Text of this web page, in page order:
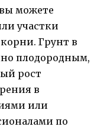
можете
участки
Грунт в
плодородным,
рост
в
или
по